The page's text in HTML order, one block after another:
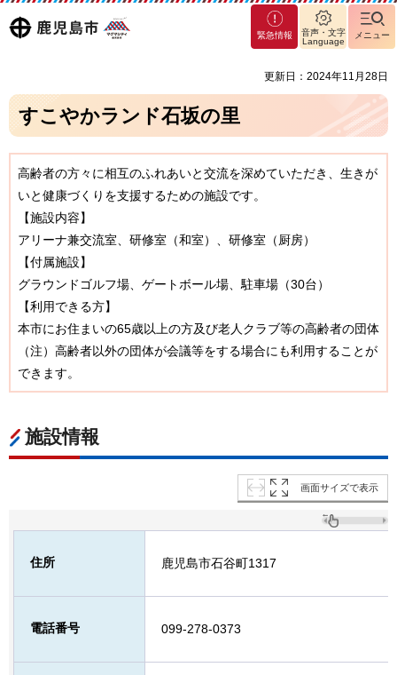
鹿児島
マグ
マシ
緊急情報
音声・文字
Language
メニュー
更新日：2024年11月28日
すこやかランド石坂の里
高齢者の方々に相互のふれあいと交流を深めていただき、生きが
いと健康づくりを支援するための施設です。
【施設内容】
アリーナ兼交流室、研修室（和室）、研修室（厨房）
【付属施設】
グラウンドゴルフ場、ゲートボール場、駐車場（30台）
【利用できる方】
本市にお住まいの65歳以上の方及び老人クラブ等の高齢者の団体
（注）高齢者以外の団体が会議等をする場合にも利用することが
できます。
施設情報
画面サイズで表示
住所 鹿児島市石谷町1317
電話番号 099-278-0373